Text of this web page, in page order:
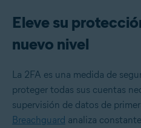
Eleve su
nuevo nivel
La 2FA es una medida de
proteger todas sus cuentas
supervisión de datos de
Breachguard analiza